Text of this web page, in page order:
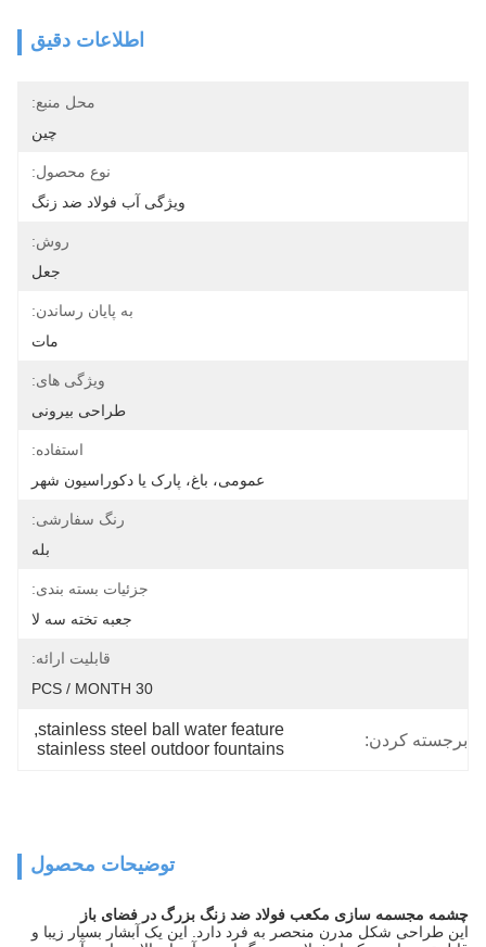
اطلاعات دقیق
محل منبع:
چين
نوع محصول:
ویژگی آب فولاد ضد زنگ
روش:
جعل
به پایان رساندن:
مات
ویژگی های:
طراحی بیرونی
استفاده:
عمومی، باغ، پارک یا دکوراسیون شهر
رنگ سفارشی:
بله
جزئیات بسته بندی:
جعبه تخته سه لا
قابلیت ارائه:
30 PCS / MONTH
برجسته کردن:
stainless steel ball water feature
,
stainless steel outdoor fountains
توضیحات محصول
چشمه مجسمه سازی مکعب فولاد ضد زنگ بزرگ در فضای باز
این طراحی شکل مدرن منحصر به فرد دارد. این یک آبشار بسیار زیبا و